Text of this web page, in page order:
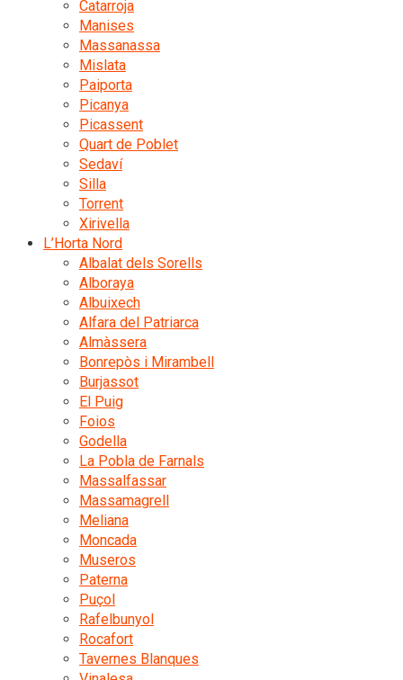
Catarroja
Manises
Massanassa
Mislata
Paiporta
Picanya
Picassent
Quart de Poblet
Sedaví
Silla
Torrent
Xirivella
L’Horta Nord
Albalat dels Sorells
Alboraya
Albuixech
Alfara del Patriarca
Almàssera
Bonrepòs i Mirambell
Burjassot
El Puig
Foios
Godella
La Pobla de Farnals
Massalfassar
Massamagrell
Meliana
Moncada
Museros
Paterna
Puçol
Rafelbunyol
Rocafort
Tavernes Blanques